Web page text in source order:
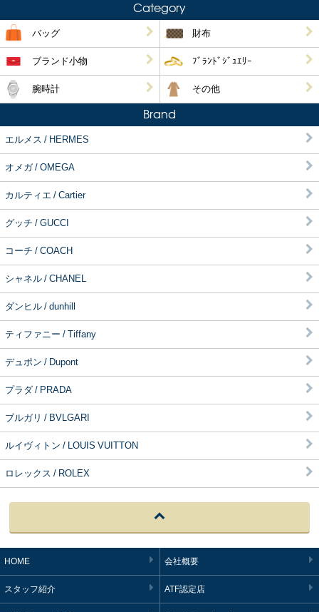
Category
バッグ 財布
ブランド小物 ﾌﾞﾗﾝﾄﾞｼﾞｭｴﾘｰ
腕時計 その他
Brand
エルメス / HERMES
オメガ / OMEGA
カルティエ / Cartier
グッチ / GUCCI
コーチ / COACH
シャネル / CHANEL
ダンヒル / dunhill
ティファニー / Tiffany
デュポン / Dupont
プラダ / PRADA
ブルガリ / BVLGARI
ルイヴィトン / LOUIS VUITTON
ロレックス / ROLEX
HOME 会社概要
スタッフ紹介 ATF認定店